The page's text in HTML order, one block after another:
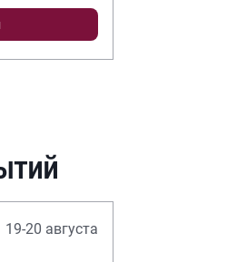
19-20 августа